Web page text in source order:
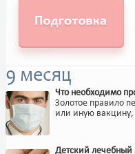
9 месяц
Что необходимо
Золотое правило
или иную вакцину,
Детский лечебный